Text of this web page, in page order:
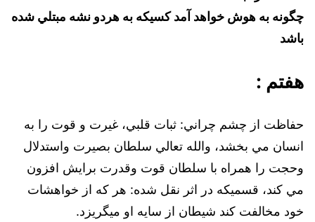
چگونه به هوش خواهد آمد کسيکه به هردو نشه مبتلي شده
باشد
هفتم :
حفاظت از چشم چراني: ثبات قلبي، غيرت و قوت را به
انسان مي بخشد، ‌والله تعالي سلطان بصيرت واستدلال
وحجت را همراه با سلطان قوت وقدرت برايش افزون
مي کند، ‌قسميکه در اثر نقل شده: هر که از خواهشات
خود مخالفت کند شيطان از سايه او ميگريزد.